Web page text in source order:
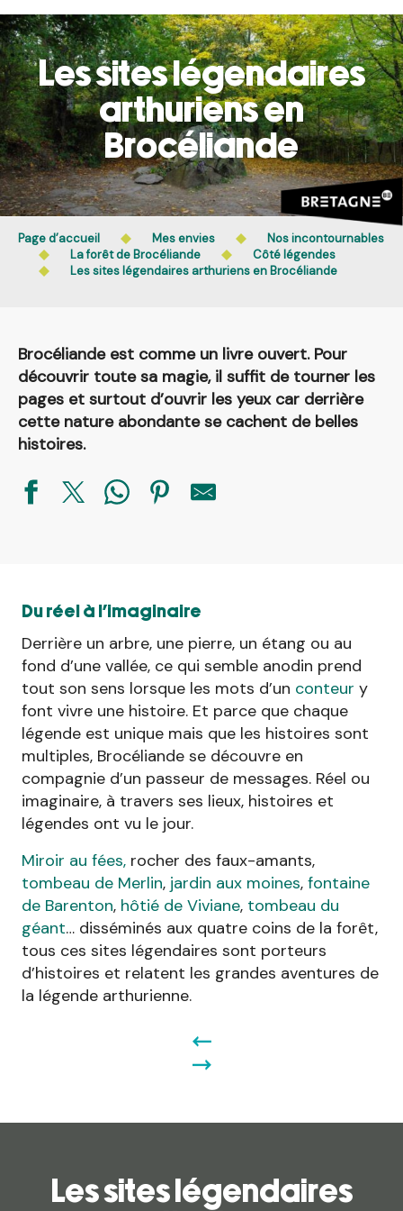
Aller
au
contenu
principal
L’accès du public aux bois, massifs forestiers et landes
est interdit chaque jour de 21h à 5h en Ille-et-Vilaine et
dans le Morbihan. L’accès reste autorisé de 5h à 21h.
En savoir plus
Les sites légendaires
arthuriens en
Brocéliande
Page d’accueil Mes envies
Nos incontournables
La forêt de Brocéliande
Côté légendes
Les sites légendaires arthuriens en Brocéliande
Brocéliande est comme un livre ouvert. Pour
découvrir toute sa magie, il suffit de tourner les
pages et surtout d’ouvrir les yeux car derrière
cette nature abondante se cachent de belles
histoires.
Du réel à l’imaginaire
Derrière un arbre, une pierre, un étang ou au
fond d’une vallée, ce qui semble anodin prend
tout son sens lorsque les mots d’un conteur y
font vivre une histoire. Et parce que chaque
légende est unique mais que les histoires sont
multiples, Brocéliande se découvre en
compagnie d’un passeur de messages. Réel ou
imaginaire, à travers ses lieux, histoires et
légendes ont vu le jour.
Miroir au fées, rocher des faux-amants,
tombeau de Merlin, jardin aux moines, fontaine
de Barenton, hôtié de Viviane, tombeau du
géant… disséminés aux quatre coins de la forêt,
tous ces sites légendaires sont porteurs
d’histoires et relatent les grandes aventures de
la légende arthurienne.
Les sites légendaires